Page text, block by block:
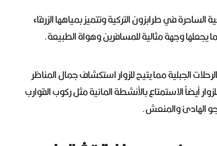
في طرابزون التركية وتتميز بمياهها الزرقاء
يجعلها وجهة مثالية للمسافرين وهواة الطبيعة.
الجبلية مما يتيح للزوار استكشاف جمال المناظر
أيضاً الاستمتاع بالأنشطة المائية مثل ركوب القوارب
الهادئ والمنعش.